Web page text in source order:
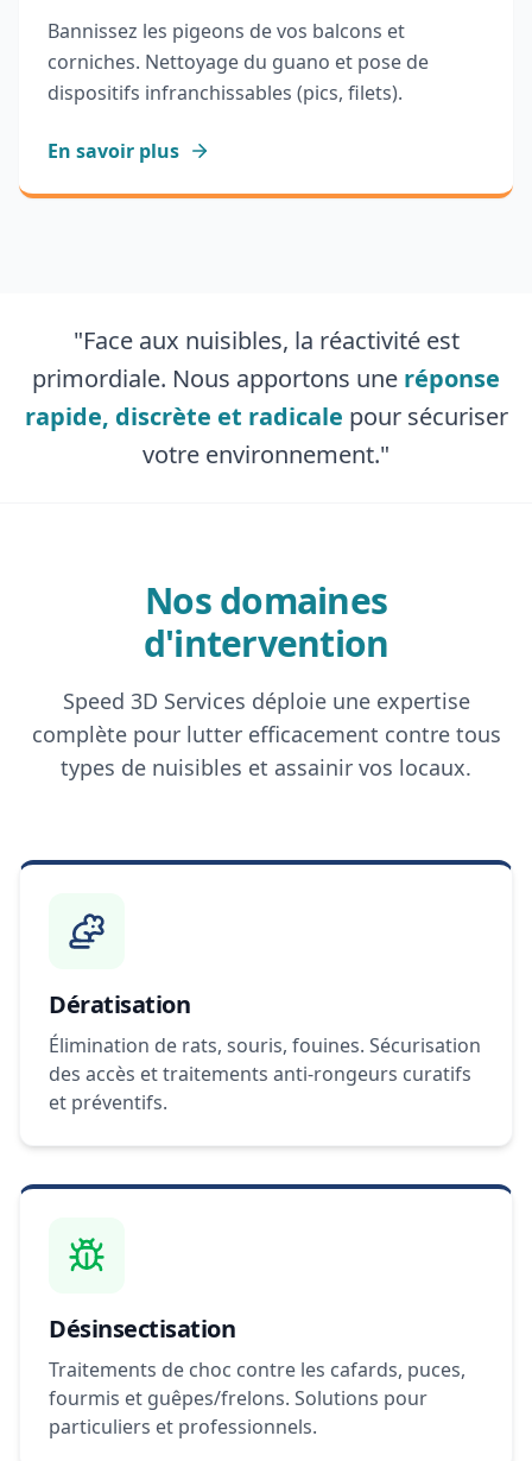
Bannissez les pigeons de vos balcons et
corniches. Nettoyage du guano et pose de
dispositifs infranchissables (pics, filets).
En savoir plus
"Face aux nuisibles, la réactivité est
primordiale. Nous apportons une réponse
rapide, discrète et radicale pour sécuriser
votre environnement."
Nos domaines
d'intervention
Speed 3D Services déploie une expertise
complète pour lutter efficacement contre tous
types de nuisibles et assainir vos locaux.
Dératisation
Élimination de rats, souris, fouines. Sécurisation
des accès et traitements anti-rongeurs curatifs
et préventifs.
Désinsectisation
Traitements de choc contre les cafards, puces,
fourmis et guêpes/frelons. Solutions pour
particuliers et professionnels.